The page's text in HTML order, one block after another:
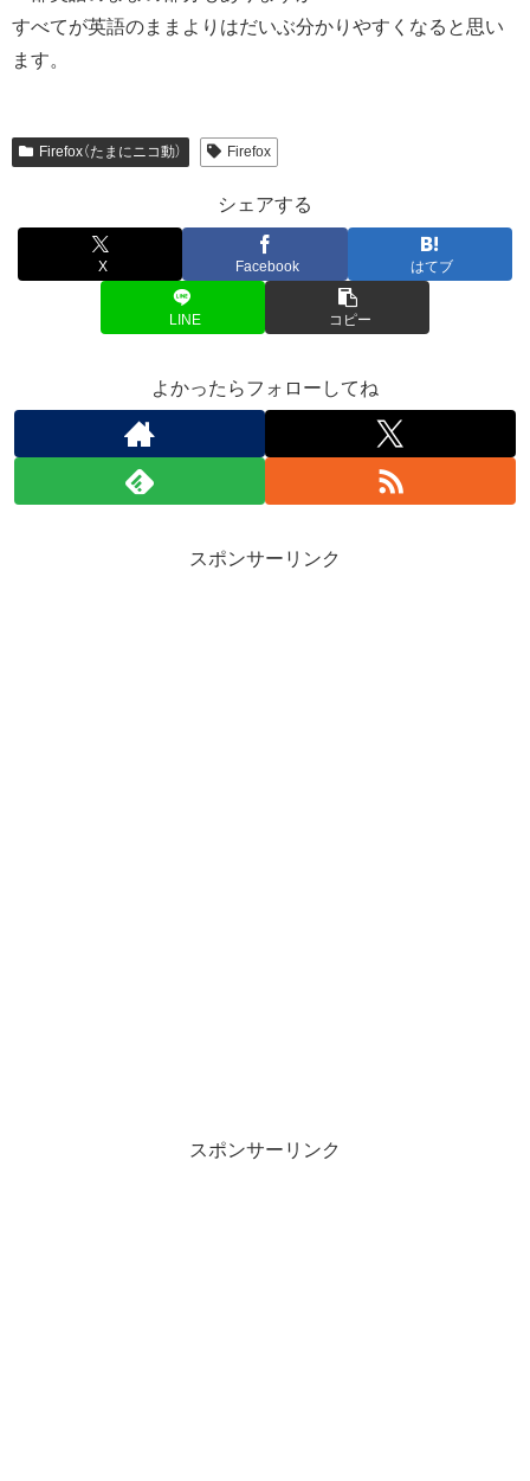
すべてが英語のままよりはだいぶ分かりやすくなると思い
ます。
Firefox（たまにニコ動） Firefox
シェアする
X Facebook はてブ
LINE コピー
よかったらフォローしてね
スポンサーリンク
スポンサーリンク